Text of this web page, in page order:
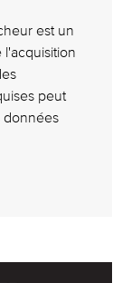
est un
l'acquisition
peut
données